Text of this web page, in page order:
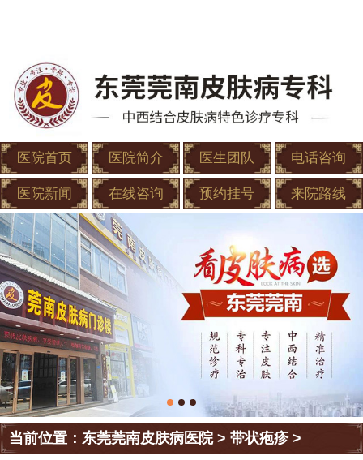
医院首页 医院简介 医生团队 电话咨询
医院新闻 在线咨询 预约挂号 来院路线
当前位置：东莞莞南皮肤病医院>带状疱疹>